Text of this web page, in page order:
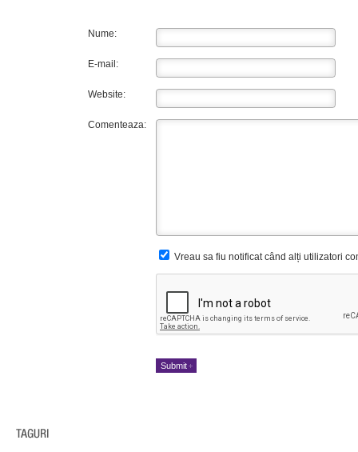
Nume:
E-mail:
Website:
Comenteaza:
Vreau sa fiu notificat când alți utilizatori